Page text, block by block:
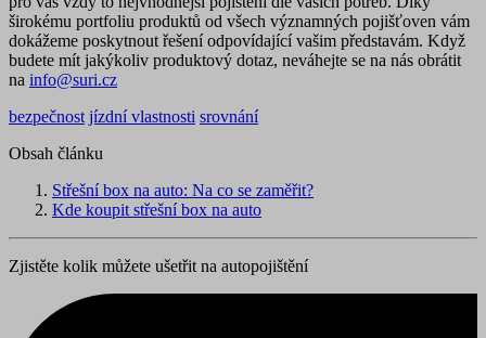
širokému portfoliu produktů od všech významných pojišťoven vám
dokážeme poskytnout řešení odpovídající vašim představám. Když
budete mít jakýkoliv produktový dotaz, neváhejte se na nás obrátit
na info@suri.cz
bezpečnost jízdní vlastnosti srovnání
Obsah článku
Střešní box na auto: Na co se zaměřit?
Kde koupit střešní box na auto
Zjistěte kolik můžete ušetřit na autopojištění